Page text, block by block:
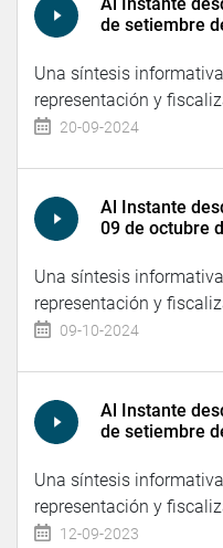
de setiembre
Una síntesis
representación y
20-09-2024
Al Instante
09 de octubre
Una síntesis
representación y
09-10-2024
Al Instante
de setiembre
Una síntesis
representación y
12-09-2023